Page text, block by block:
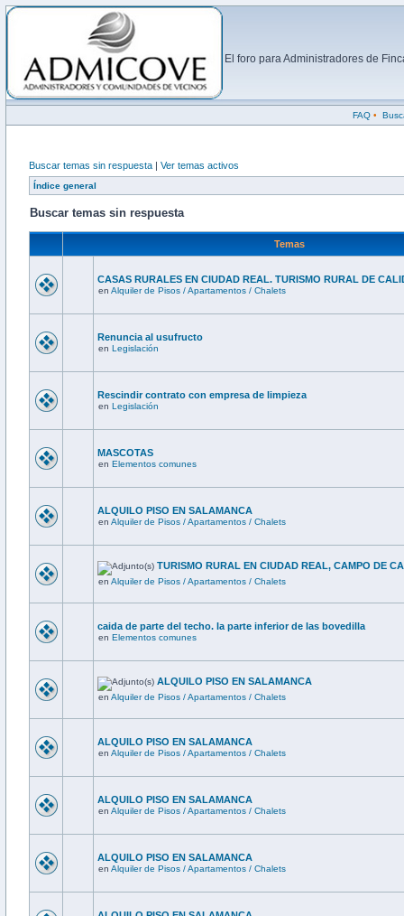
El foro para Administradores de
FAQ•
Buscar temas sin respuesta | Ver temas activos
Índice general
Buscar temas sin respuesta
Temas
CASAS RURALES EN CIUDAD REAL. TURISMO RURAL DE
en Alquiler de Pisos / Apartamentos / Chalets
Renuncia al usufructo
en Legislación
Rescindir contrato con empresa de limpieza
en Legislación
MASCOTAS
en Elementos comunes
ALQUILO PISO EN SALAMANCA
en Alquiler de Pisos / Apartamentos / Chalets
TURISMO RURAL EN CIUDAD REAL, CAMPO DE
en Alquiler de Pisos / Apartamentos / Chalets
caida de parte del techo. la parte inferior de las bovedilla
en Elementos comunes
ALQUILO PISO EN SALAMANCA
en Alquiler de Pisos / Apartamentos / Chalets
ALQUILO PISO EN SALAMANCA
en Alquiler de Pisos / Apartamentos / Chalets
ALQUILO PISO EN SALAMANCA
en Alquiler de Pisos / Apartamentos / Chalets
ALQUILO PISO EN SALAMANCA
en Alquiler de Pisos / Apartamentos / Chalets